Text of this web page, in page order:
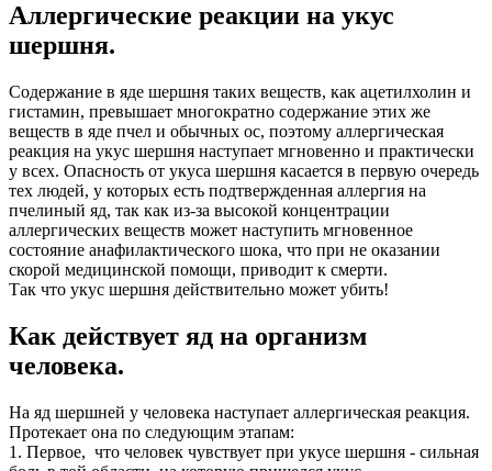
Аллергические реакции на укус
шершня.
Содержание в яде шершня таких веществ, как ацетилхолин и
гистамин, превышает многократно содержание этих же
веществ в яде пчел и обычных ос, поэтому аллергическая
реакция на укус шершня наступает мгновенно и практически
у всех. Опасность от укуса шершня касается в первую очередь
тех людей, у которых есть подтвержденная аллергия на
пчелиный яд, так как из-за высокой концентрации
аллергических веществ может наступить мгновенное
состояние анафилактического шока, что при не оказании
скорой медицинской помощи, приводит к смерти.
Так что укус шершня действительно может убить!
Как действует яд на организм
человека.
На яд шершней у человека наступает аллергическая реакция.
Протекает она по следующим этапам:
1. Первое, что человек чувствует при укусе шершня - сильная